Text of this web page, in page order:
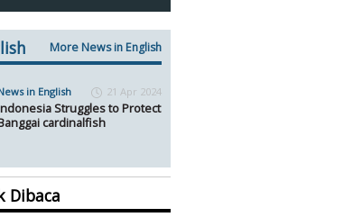
More News in English
in English 21 Apr 2024
Struggles to Protect
cardinalfish
Dibaca